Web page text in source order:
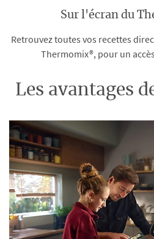
Sur l'écran du
Retrouvez toutes vos recettes
Thermomix®, pour un
Les avantages